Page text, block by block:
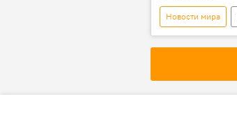
Новости мира